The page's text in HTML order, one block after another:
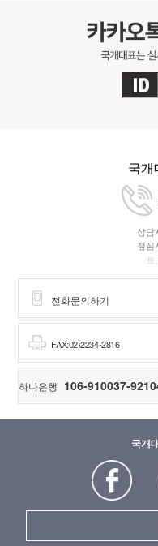
국개
상담
점심
전화문의하기
FAX:02)2234-2816
하나은행 106-910037-
국개